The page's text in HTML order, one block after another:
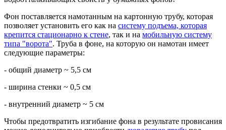
Фон поставляется намотанным на картонную трубу, которая
позволяет установить его как на систему подъема, которая
крепится стационарно к стене, так и на мобильную систему
типа "ворота". Труба в фоне, на которую он намотан имеет
следующие параметры:
- общий диаметр ~ 5,5 см
- ширина стенки ~ 0,5 см
- внутренний диаметр ~ 5 см
Чтобы предотвратить изгибание фона в результате провисания